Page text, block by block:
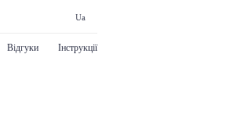
Ua
Відгуки Інструкції